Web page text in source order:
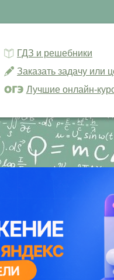
ГДЗ и решебники
Заказать задачу или
Лучшие онлайн-